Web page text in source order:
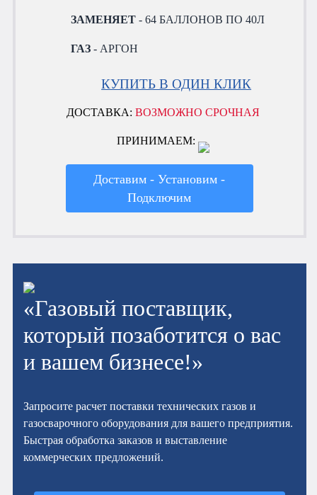
ЗАМЕНЯЕТ - 64 БАЛЛОНОВ ПО 40Л
ГАЗ - АРГОН
КУПИТЬ В ОДИН КЛИК
ДОСТАВКА:ВОЗМОЖНО СРОЧНАЯ
ПРИНИМАЕМ:
Доставим - Установим -
Подключим
«Газовый поставщик,
который позаботится о вас
и вашем бизнесе!»
Запросите расчет поставки технических газов и
газосварочного оборудования для вашего предприятия.
Быстрая обработка заказов и выставление
коммерческих предложений.